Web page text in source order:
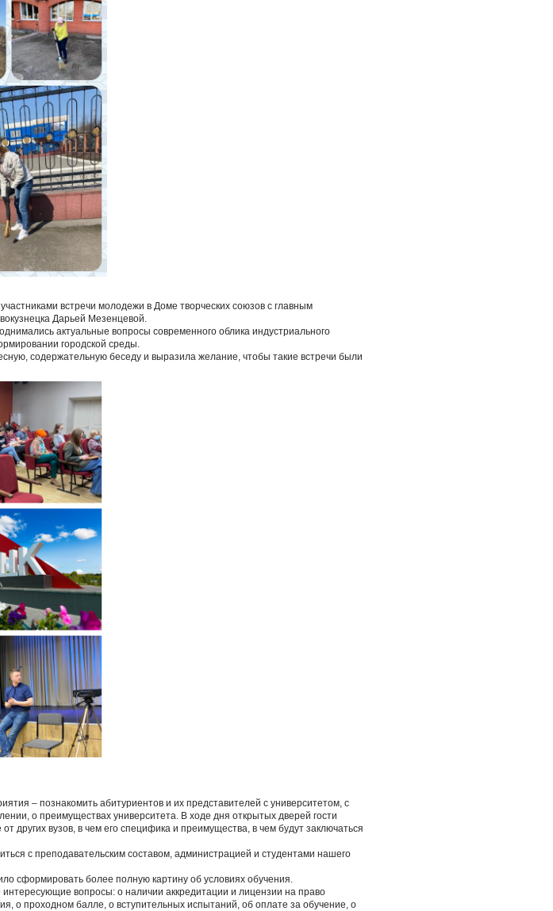
встречи молодежи в Доме творческих союзов с главным
Дарьей Мезенцевой.
актуальные вопросы современного облика индустриального
городской среды.
содержательную беседу и выразила желание, чтобы такие встречи были
– познакомить абитуриентов и их представителей с университетом, с
о преимуществах университета. В ходе дня открытых дверей гости
других вузов, в чем его специфика и преимущества, в чем будут заключаться
с преподавательским составом, администрацией и студентами нашего
сформировать более полную картину об условиях обучения.
вопросы: о наличии аккредитации и лицензии на право
о проходном балле, о вступительных испытаний, об оплате за обучение, о